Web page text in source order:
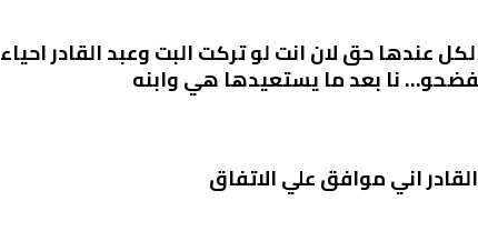
عندها حق لان انت لو تركت البت وعبد القادر احياء
نا بعد ما يستعيدها هي وابنه
اني موافق علي الاتفاق